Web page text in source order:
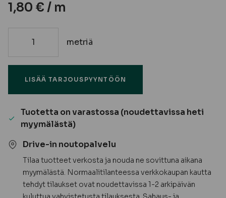
1,80 € / m
mänty,
puuvalmis
määrä
metriä
LISÄÄ TARJOUSPYYNTÖÖN
Tuotetta on varastossa (noudettavissa heti
myymälästä)
Drive-in noutopalvelu
Tilaa tuotteet verkosta ja nouda ne sovittuna aikana
myymälästä. Normaalitilanteessa verkkokaupan kautta
tehdyt tilaukset ovat noudettavissa 1-2 arkipäivän